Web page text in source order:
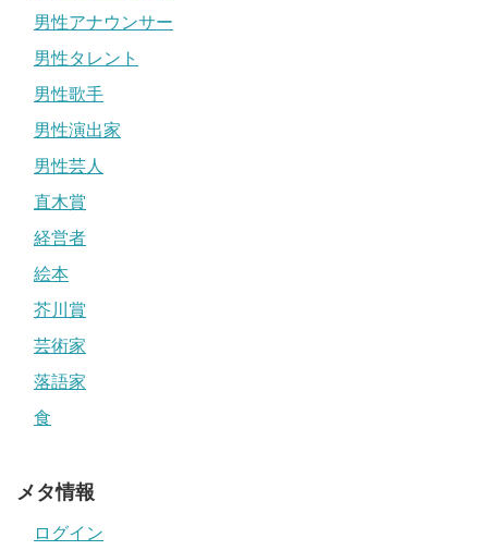
男性アナウンサー
男性タレント
男性歌手
男性演出家
男性芸人
直木賞
経営者
絵本
芥川賞
芸術家
落語家
食
メタ情報
ログイン